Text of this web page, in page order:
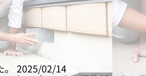
2025/02/14